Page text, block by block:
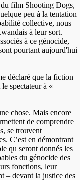
film Shooting Dogs,
peu à la tentation
collective, nous
à leur sort.
à ce génocide,
pourtant aujourd'hui
déclaré que la fiction
spectateur à «
chose. Mais encore
de comprendre
se trouvent
C’est en démontrant
qu seront donnés les
du génocide des
fonctions, leur
– devant la justice des